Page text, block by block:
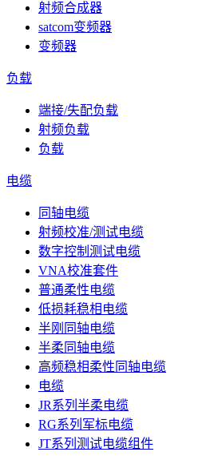
射频合成器
satcom变频器
变频器
负载
端接/失配负载
射频负载
负载
电缆
同轴电缆
射频校准/测试电缆
数字控制测试电缆
VNA校准套件
普通柔性电缆
低损耗稳相电缆
半刚同轴电缆
半柔同轴电缆
高频稳相柔性同轴电缆
电缆
JR系列半柔电缆
RG系列军标电缆
JT系列测试电缆组件